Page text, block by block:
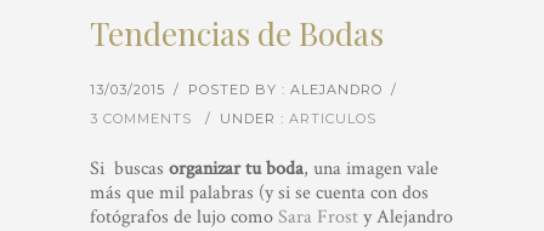
Tendencias de Bodas
13/03/2015 / POSTED BY : ALEJANDRO /
3 COMMENTS
/ UNDER : ARTICULOS
Si buscas organizar tu boda, una imagen vale
más que mil palabras (y si se cuenta con dos
fotógrafos de lujo comoSara Frosty Alejandro